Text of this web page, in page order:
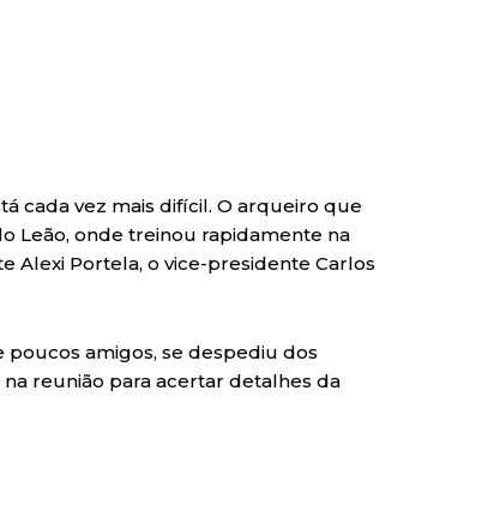
cada vez mais difícil. O arqueiro que
Leão, onde treinou rapidamente na
Alexi Portela, o vice-presidente Carlos
amigos, se despediu dos
reunião para acertar detalhes da